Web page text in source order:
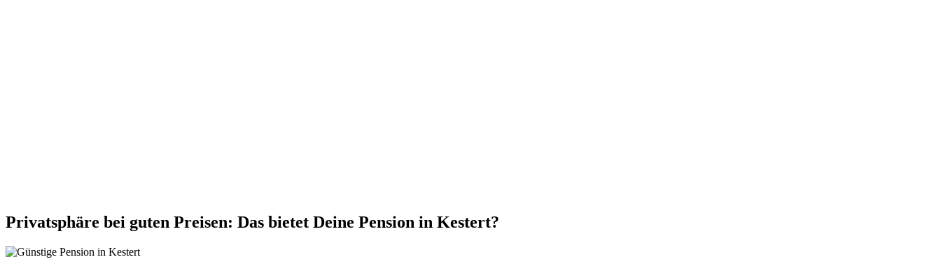
Privatsphäre bei guten Preisen: Das bietet Deine Pension in Kestert?